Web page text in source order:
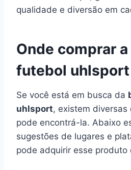
qualidade e diversão em
Onde comprar
futebol uhlsport
Se você está em busca da
uhlsport, existem diversas
pode encontrá-la. Abaixo
sugestões de lugares e
pode adquirir esse produto